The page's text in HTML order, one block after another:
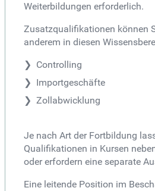
Weiterbildungen erforderlich.
Zusatzqualifikationen können
anderem in diesen
Controlling
Importgeschäfte
Zollabwicklung
Je nach Art der Fortbildung
Qualifikationen in Kursen
oder erfordern eine separate
Eine leitende Position im